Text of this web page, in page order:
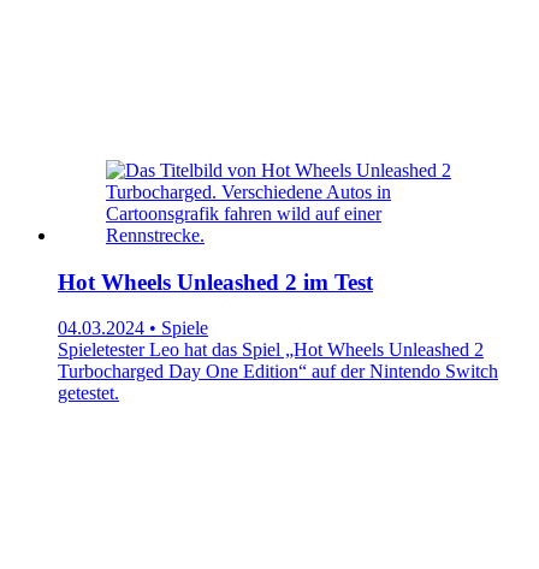
Hot Wheels Unleashed 2 im Test
04.03.2024 • Spiele
Spieletester Leo hat das Spiel „Hot Wheels Unleashed 2
Turbocharged Day One Edition“ auf der Nintendo Switch
getestet.